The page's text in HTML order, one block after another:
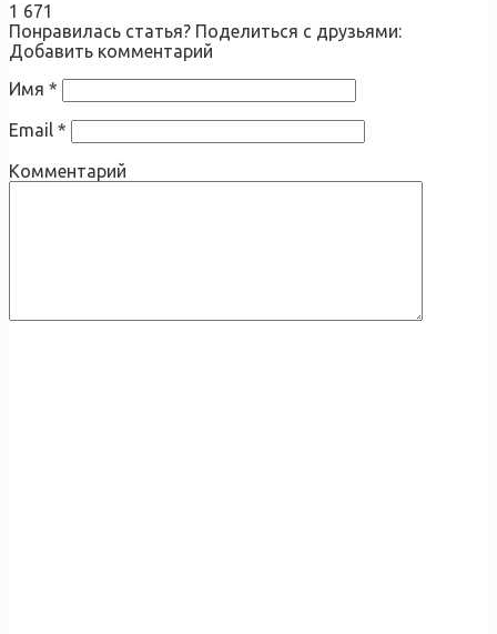
1 671
Понравилась статья? Поделиться с друзьями:
Добавить комментарий
Имя *
Email *
Комментарий